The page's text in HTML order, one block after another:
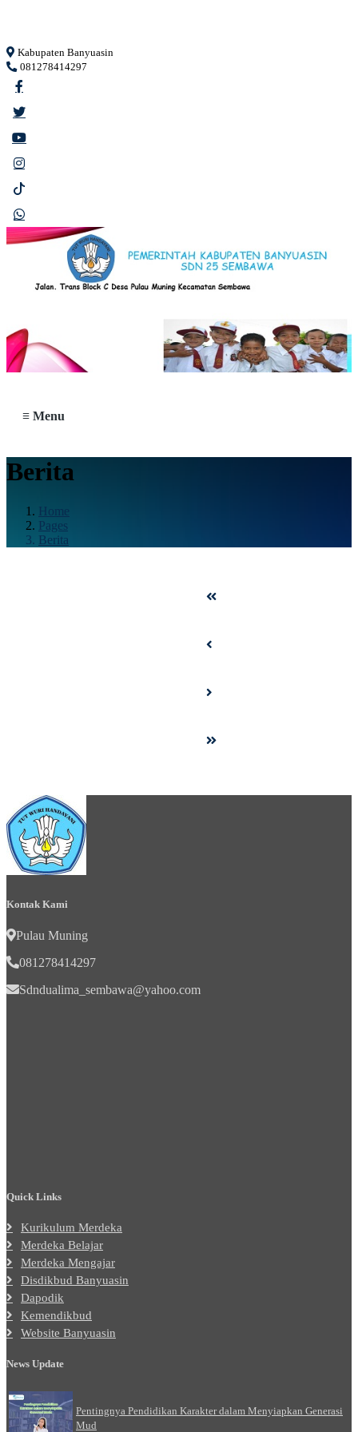
Kabupaten Banyuasin
081278414297
≡ Menu
Berita
Home
Pages
Berita
Kontak Kami
Pulau Muning
081278414297
Sdndualima_sembawa@yahoo.com
Quick Links
Kurikulum Merdeka
Merdeka Belajar
Merdeka Mengajar
Disdikbud Banyuasin
Dapodik
Kemendikbud
Website Banyuasin
News Update
Pentingnya Pendidikan Karakter dalam Menyiapkan Generasi
Mud